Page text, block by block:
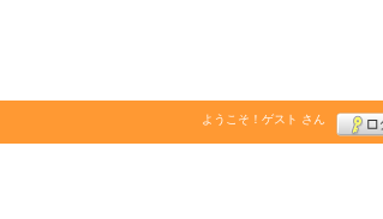
ようこそ！ ゲスト さん